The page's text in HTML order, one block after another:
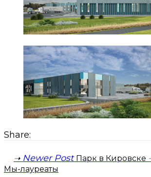
Share:
Newer Post Парк в Кировске
Мы-лауреаты